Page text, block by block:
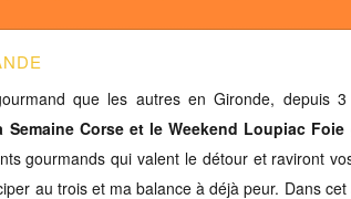
que les autres en Gironde, depuis 3
Semaine Corse et le Weekend Loupiac Foie
gourmands qui valent le détour et raviront
au trois et ma balance à déjà peur. Dans